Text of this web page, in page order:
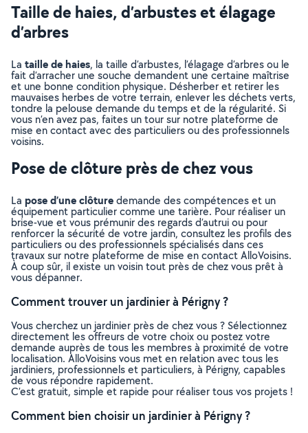
Taille de haies, d’arbustes et élagage
d’arbres
La taille de haies, la taille d’arbustes, l’élagage d’arbres ou le
fait d’arracher une souche demandent une certaine maîtrise
et une bonne condition physique. Désherber et retirer les
mauvaises herbes de votre terrain, enlever les déchets verts,
tondre la pelouse demande du temps et de la régularité. Si
vous n’en avez pas, faites un tour sur notre plateforme de
mise en contact avec des particuliers ou des professionnels
voisins.
Pose de clôture près de chez vous
La pose d’une clôturedemande des compétences et un
équipement particulier comme une tarière. Pour réaliser un
brise-vue et vous prémunir des regards d’autrui ou pour
renforcer la sécurité de votre jardin, consultez les profils des
particuliers ou des professionnels spécialisés dans ces
travaux sur notre plateforme de mise en contact AlloVoisins.
À coup sûr, il existe un voisin tout près de chez vous prêt à
vous dépanner.
Comment trouver un jardinier à Périgny ?
Vous cherchez un jardinier près de chez vous ? Sélectionnez
directement les offreurs de votre choix ou postez votre
demande auprès de tous les membres à proximité de votre
localisation. AlloVoisins vous met en relation avec tous les
jardiniers, professionnels et particuliers, à Périgny, capables
de vous répondre rapidement.
C’est gratuit, simple et rapide pour réaliser tous vos projets !
Comment bien choisir un jardinier à Périgny ?